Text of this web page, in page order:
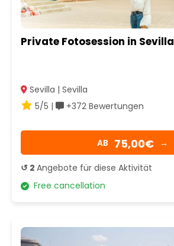
Private Fotosession in Sevilla
Sevilla | Sevilla
5/5 |
+372 Bewertungen
AB 75,00€ →
↺ 2 Angebote für diese Aktivität
Free cancellation